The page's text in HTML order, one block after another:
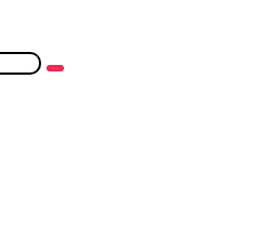
এখানে